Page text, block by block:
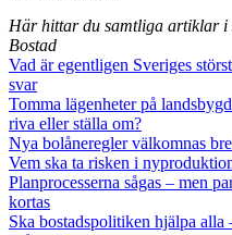
Här hittar du samtliga artiklar i
Bostad
Vad är egentligen Sveriges
svar
Tomma lägenheter på
riva eller ställa om?
Nya bolåneregler välkomnas
Vem ska ta risken i
Planprocesserna sågas – men
kortas
Ska bostadspolitiken hjälpa alla